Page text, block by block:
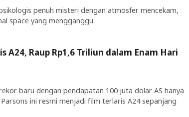
penuh misteri dengan atmosfer mencekam,
space yang mengganggu.
A24, Raup Rp1,6 Triliun dalam Enam Hari
baru dengan pendapatan 100 juta dolar AS hanya
ini resmi menjadi film terlaris A24 sepanjang